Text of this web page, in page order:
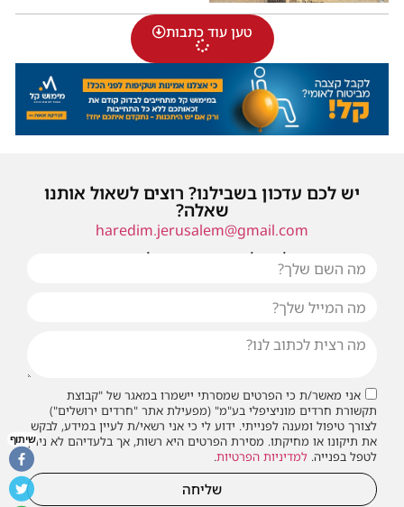
טען עוד כתבות
יש לכם עדכון בשבילנו? רוצים לשאול אותנו
שאלה?
haredim.jerusalem@gmail.com
או שילחו אלינו פנייה ונחזור אליכם בהקדם
אני מאשר/ת כי הפרטים שמסרתי יישמרו במאגר של "קבוצת
תקשורת חרדים מוניציפלי בע"מ" (מפעילת אתר "חרדים ירושלים")
לצורך טיפול ומענה לפנייתי. ידוע לי כי אני רשאי/ת לעיין במידע, לבקש
את תיקונו או מחיקתו. מסירת הפרטים היא רשות, אך בלעדיהם לא ניתן
לטפל בפנייה. למדיניות הפרטיות.
שליחה
שיתוף